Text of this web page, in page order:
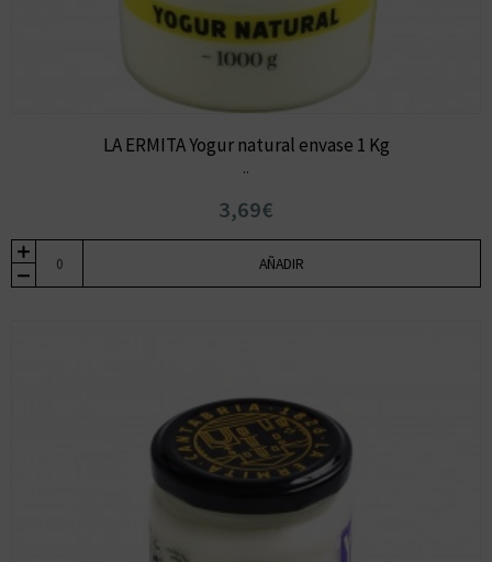
LA ERMITA Yogur natural envase 1 Kg
..
3,69€
AÑADIR